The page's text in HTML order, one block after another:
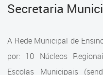
Contato
úteis
Portal da Prefeitura de
Crianças e estudantes
Contato
Secretaria
A Rede Municipal de
por: 10 Núcleos
Escolas Municipais